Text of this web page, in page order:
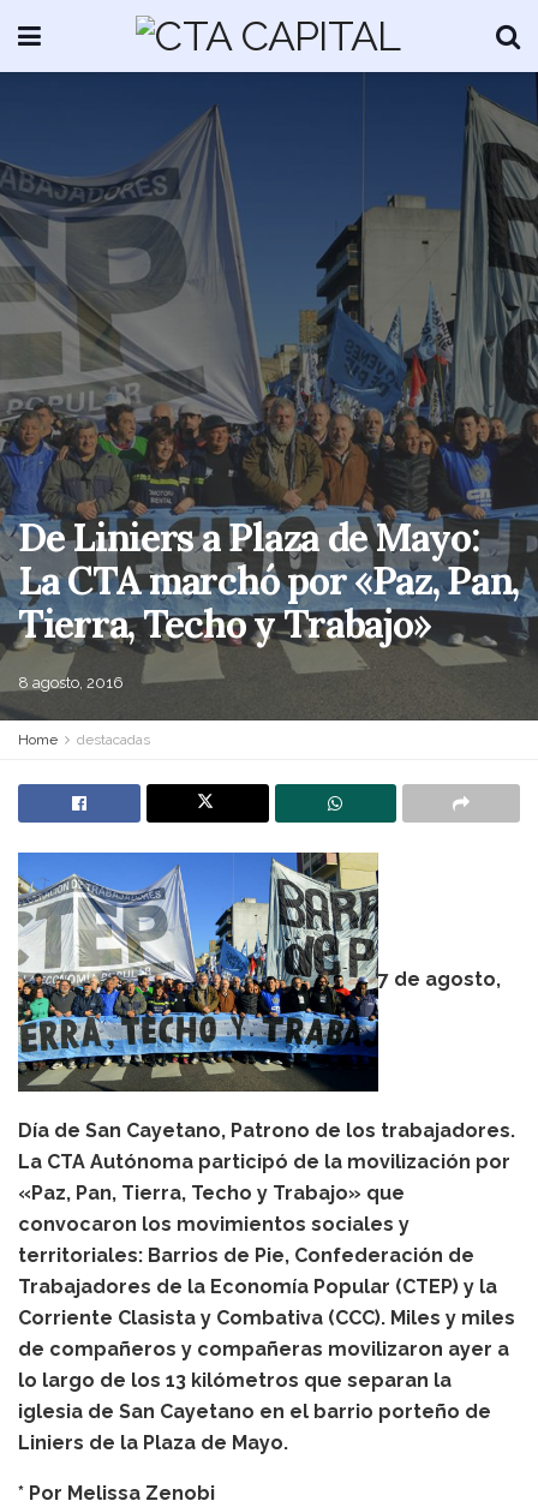
De Liniers a Plaza de Mayo:
La CTA marchó por «Paz, Pan,
Tierra, Techo y Trabajo»
8 agosto, 2016
Home destacadas
7 de agosto,
Día de San Cayetano, Patrono de los trabajadores.
La CTA Autónoma participó de la movilización por
«Paz, Pan, Tierra, Techo y Trabajo» que
convocaron los movimientos sociales y
territoriales: Barrios de Pie, Confederación de
Trabajadores de la Economía Popular (CTEP) y la
Corriente Clasista y Combativa (CCC). Miles y miles
de compañeros y compañeras movilizaron ayer a
lo largo de los 13 kilómetros que separan la
iglesia de San Cayetano en el barrio porteño de
Liniers de la Plaza de Mayo.
* Por Melissa Zenobi